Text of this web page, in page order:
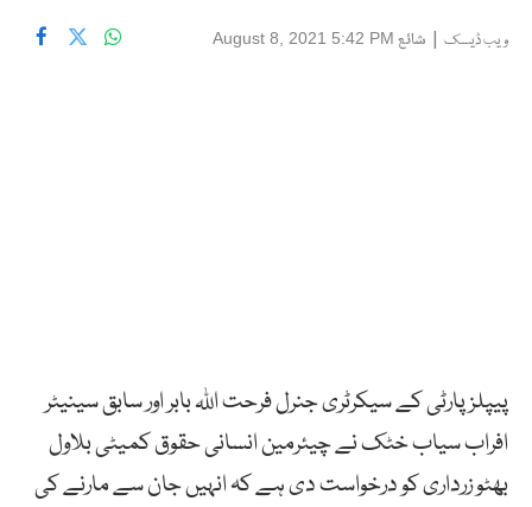
ویب ڈیسک | شائع August 8, 2021 5:42 PM
پیپلزپارٹی کے سیکرٹری جنرل فرحت اللہ بابر اور سابق سینیٹر
افراب سیاب خٹک نے چیئرمین انسانی حقوق کمیٹی بلاول
بھٹو زرداری کو درخواست دی ہے کہ انہیں جان سے مارنے کی